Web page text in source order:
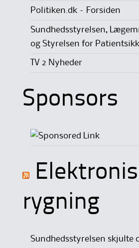
Politiken.dk – Forsiden
Sundhedsstyrelsen,
og Styrelsen for
TV 2 Nyheder
Sponsors
rygning
Sundhedsstyrelsen skjulte